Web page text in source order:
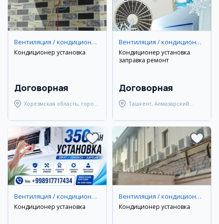
Вентиляция / кондиционирование
Кондиционер установка
Договорная
Хорезмская область, город
Вентиляция / кондиционирование
Кондиционер установка
заправка ремонт
Договорная
Ташкент, Алмазарский
Вентиляция / кондиционирование
Кондиционер установка
Вентиляция / кондиционирование
Кондиционер установка